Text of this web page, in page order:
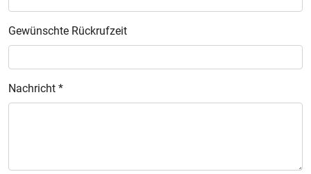
Gewünschte Rückrufzeit
Nachricht *